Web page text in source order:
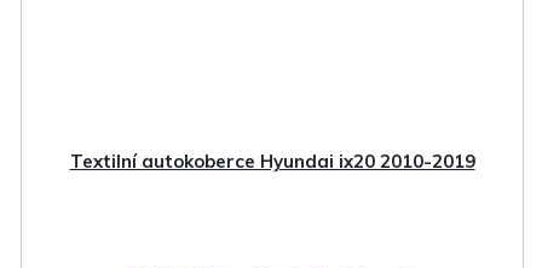
Textilní autokoberce Hyundai ix20 2010-2019